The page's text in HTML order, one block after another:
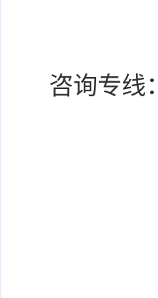
咨询专线：